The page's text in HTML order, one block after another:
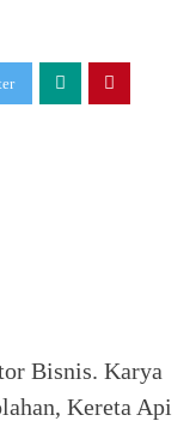
Bisnis. Karya
Kereta Api